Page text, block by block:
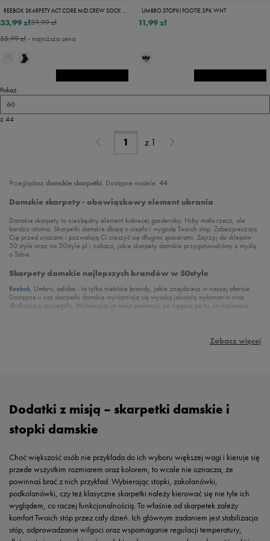
REEBOK SKARPETY ACT CORE MID CREW SOCK 3P
39,99 zł
33,99 zł
35,99 zł- najniższa cena
UMBRO STOPKI FOOTIE 3PK WHT
11,99 zł
Pokaż
60
z 44
z 1
Zobacz więcej
Przeglądasz damskie skarpetki. Dostępne modele: 44
Damskie skarpety - obowiązkowy element ubrania
Damskie skarpety to niezbędny element kobiecej garderoby. Niby mała rzecz, ale
bardzo istotna. Skarpetki damskie dbają o ciepło i wygodę Twoich stóp. Zabezpieczają
Cię przed urazami i pozwalają Ci cieszyć się długimi spacerami. Zajrzyj do sklepów
50 style oraz na 50style.pl i zobacz, jakie skarpety damskie przygotowaliśmy z myślą
o Tobie.
Skarpety damskie najlepszych brandów w 50style
Reebok, Umbro, adidas - to tylko niektóre brandy, jakie znajdziesz w naszej ofercie.
Dostępne u nas skarpetki damskie wyróżniają się wysoką jakością wykonania oraz
dbałością o szczegóły. Wybierając je masz pewność, że sięgasz po to, co najlepsze.
Dodatki z misją – skarpetki damskie i
stopki damskie
Choć większość osób nie przykłada do ich wyboru większej wagi i kieruje się
przede wszystkim rozmiarem oraz kolorem, to wcale nie oznacza, że
powinnaś brać z nich przykład. Wybierając stopki, zakolanówki,
podkolanówki, czy też klasyczne skarpetki należy kierować się nie tyle ich
wyglądem, co raczej funkcjonalnością. To właśnie od skarpetek zależy
komfort Twoich stóp przez cały dzień. Ich głównym zadaniem jest stabilizacja
stóp, odprowadzanie wilgoci oraz wspomaganie regulacji temperatury,